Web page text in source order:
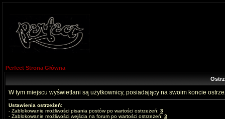
Perfect Strona Główna
W tym miejscu wyświetlani są użytkownicy, posiadający na swoim koncie
Ustawienia ostrzeżeń:
- Zablokowanie możliwości pisania postów po wartości ostrzeżeń: 3
- Zablokowanie możliwości wejścia na forum po wartości ostrzeżeń: 3